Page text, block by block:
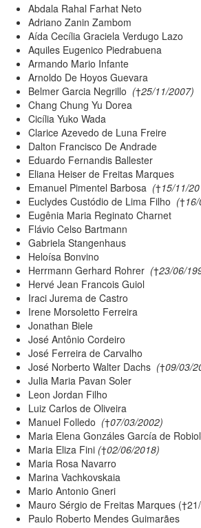
Abdala Rahal Farhat Neto
Adriano Zanin Zambom
Aída Cecília Graciela Verdugo Lazo
Aquiles Eugenico Piedrabuena
Armando Mario Infante
Arnoldo De Hoyos Guevara
Belmer Garcia Negrillo (†25/11/2007)
Chang Chung Yu Dorea
Cicília Yuko Wada
Clarice Azevedo de Luna Freire
Dalton Francisco De Andrade
Eduardo Fernandis Ballester
Eliana Heiser de Freitas Marques
Emanuel Pimentel Barbosa (†15/11/
Euclydes Custódio de Lima Filho (†
Eugênia Maria Reginato Charnet
Flávio Celso Bartmann
Gabriela Stangenhaus
Heloísa Bonvino
Herrmann Gerhard Rohrer (†23/06/
Hervé Jean Francois Guiol
Iraci Jurema de Castro
Irene Morsoletto Ferreira
Jonathan Biele
José Antônio Cordeiro
José Ferreira de Carvalho
José Norberto Walter Dachs (†09/03/
Julia Maria Pavan Soler
Leon Jordan Filho
Luiz Carlos de Oliveira
Manuel Folledo (†07/03/2002)
Maria Elena Gonzáles García de
Maria Eliza Fini (†02/06/2018)
Maria Rosa Navarro
Marina Vachkovskaia
Mario Antonio Gneri
Mauro Sérgio de Freitas Marques
Paulo Roberto Mendes Guimarães